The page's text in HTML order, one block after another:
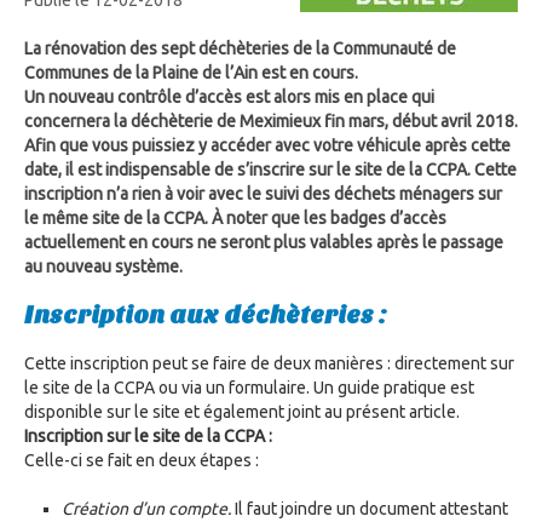
La rénovation des sept déchèteries de la Communauté de
Communes de la Plaine de l’Ain est en cours.
Un nouveau contrôle d’accès est alors mis en place qui
concernera la déchèterie de Meximieux fin mars, début avril 2018.
Afin que vous puissiez y accéder avec votre véhicule après cette
date, il est indispensable de s’inscrire sur le site de la CCPA. Cette
inscription n’a rien à voir avec le suivi des déchets ménagers sur
le même site de la CCPA. À noter que les badges d’accès
actuellement en cours ne seront plus valables après le passage
au nouveau système.
Inscription aux déchèteries :
Cette inscription peut se faire de deux manières : directement sur
le site de la CCPA ou via un formulaire. Un guide pratique est
disponible sur le site et également joint au présent article.
Inscription sur le site de la CCPA :
Celle-ci se fait en deux étapes :
Création d’un compte.Il faut joindre un document attestant